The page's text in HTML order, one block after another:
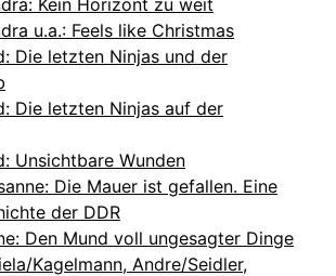
u.a.: Feels like Christmas
Die letzten Ninjas und der
Die letzten Ninjas auf der
Unsichtbare Wunden
Die Mauer ist gefallen. Eine
der DDR
Den Mund voll ungesagter Dinge
Kagelmann, Andre/Seidler,